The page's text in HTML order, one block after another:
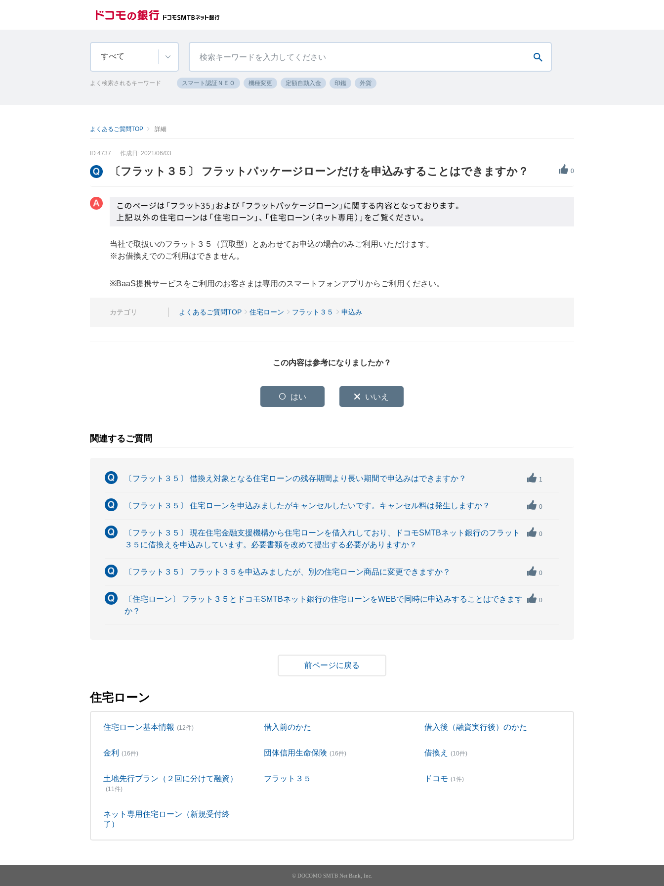
すべて
よく検索されるキーワード スマート認証ＮＥＯ 機種変更 定額自動入金 印鑑 外貨
よくあるご質問TOP 詳細
ID:4737 作成日: 2021/06/03
0
〔フラット３５〕 フラットパッケージローンだけを申込みすることはできますか？
当社で取扱いのフラット３５（買取型）とあわせてお申込の場合のみご利用いただけます。
※お借換えでのご利用はできません。
※BaaS提携サービスをご利用のお客さまは専用のスマートフォンアプリからご利用ください。
カテゴリ よくあるご質問TOP 住宅ローン フラット３５ 申込み
この内容は参考になりましたか？
はい いいえ
関連するご質問
〔フラット３５〕 借換え対象となる住宅ローンの残存期間より長い期間で申込みはできますか？ 1
〔フラット３５〕 住宅ローンを申込みましたがキャンセルしたいです。キャンセル料は発生しますか？ 0
〔フラット３５〕 現在住宅金融支援機構から住宅ローンを借入れしており、ドコモSMTBネット銀行のフラット
３５に借換えを申込みしています。必要書類を改めて提出する必要がありますか？
0
〔フラット３５〕 フラット３５を申込みましたが、別の住宅ローン商品に変更できますか？ 0
〔住宅ローン〕 フラット３５とドコモSMTBネット銀行の住宅ローンをWEBで同時に申込みすることはできます
か？
0
戻る
住宅ローン
住宅ローン基本情報 (12件) 借入前のかた 借入後（融資実行後）のかた
金利 (16件) 団体信用生命保険 (16件) 借換え (10件)
土地先行プラン（２回に分けて融資）
(11件)
フラット３５ ドコモ (1件)
ネット専用住宅ローン（新規受付終
了）
© DOCOMO SMTB Net Bank, Inc.